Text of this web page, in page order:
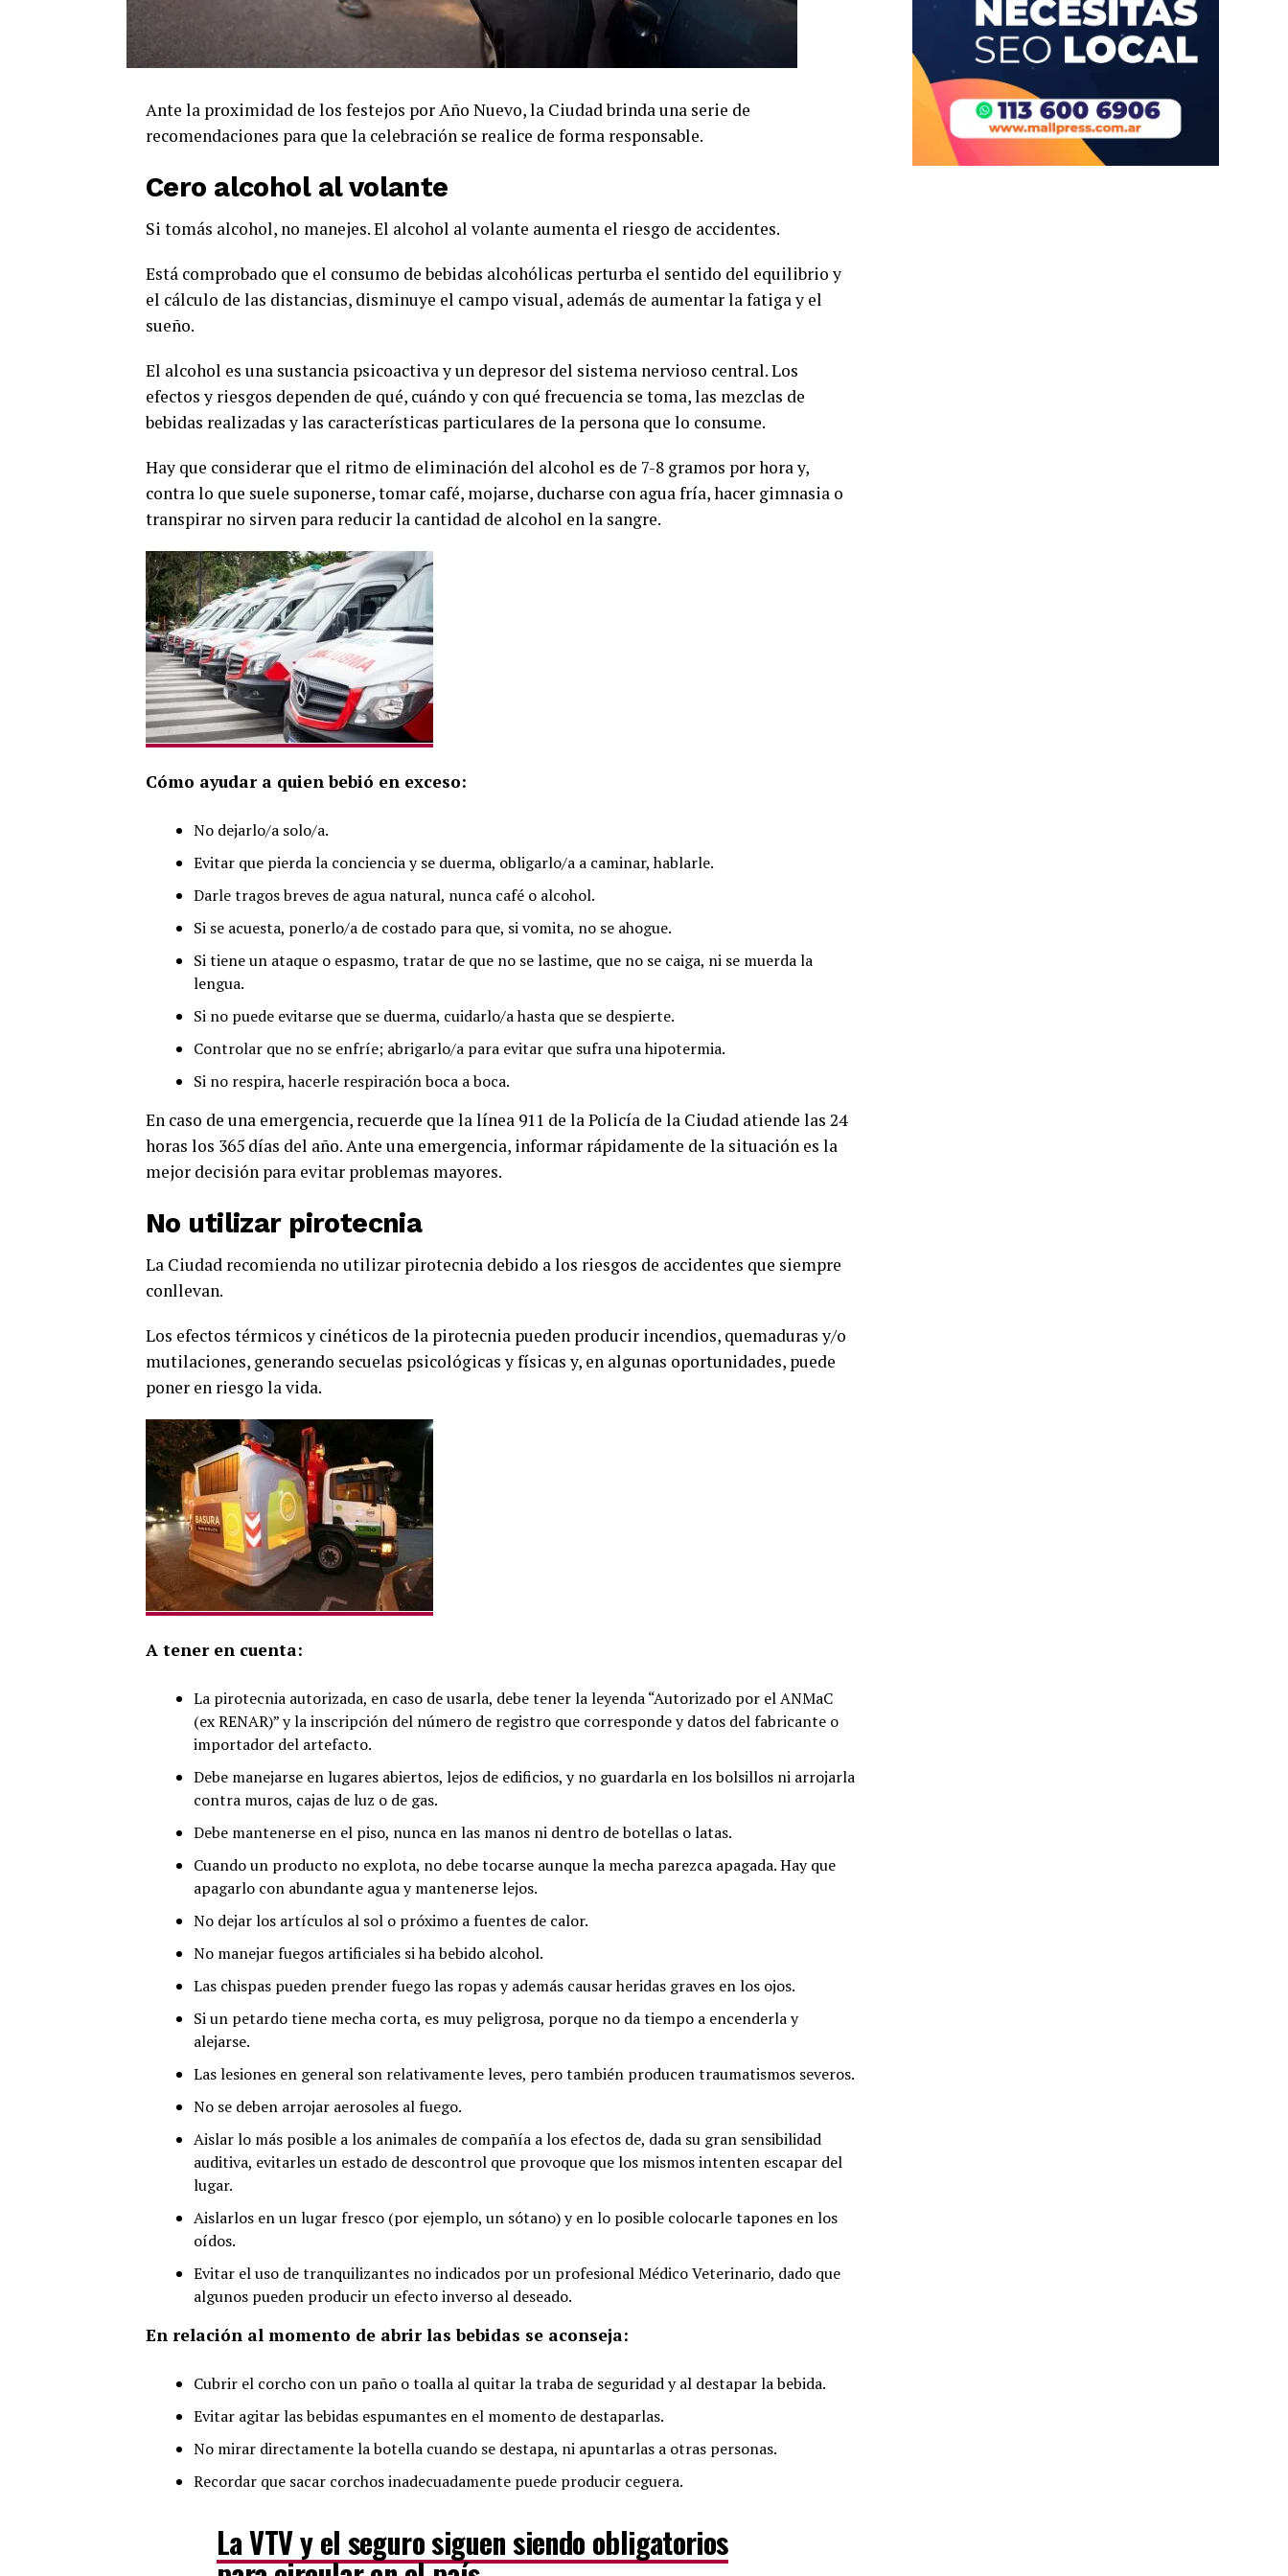
Ante la proximidad de los festejos por Año Nuevo, la Ciudad brinda una serie de
recomendaciones para que la celebración se realice de forma responsable.
Cero alcohol al volante
Si tomás alcohol, no manejes. El alcohol al volante aumenta el riesgo de accidentes.
Está comprobado que el consumo de bebidas alcohólicas perturba el sentido del equilibrio y
el cálculo de las distancias, disminuye el campo visual, además de aumentar la fatiga y el
sueño.
El alcohol es una sustancia psicoactiva y un depresor del sistema nervioso central. Los
efectos y riesgos dependen de qué, cuándo y con qué frecuencia se toma, las mezclas de
bebidas realizadas y las características particulares de la persona que lo consume.
Hay que considerar que el ritmo de eliminación del alcohol es de 7-8 gramos por hora y,
contra lo que suele suponerse, tomar café, mojarse, ducharse con agua fría, hacer gimnasia o
transpirar no sirven para reducir la cantidad de alcohol en la sangre.
Cómo ayudar a quien bebió en exceso:
No dejarlo/a solo/a.
Evitar que pierda la conciencia y se duerma, obligarlo/a a caminar, hablarle.
Darle tragos breves de agua natural, nunca café o alcohol.
Si se acuesta, ponerlo/a de costado para que, si vomita, no se ahogue.
Si tiene un ataque o espasmo, tratar de que no se lastime, que no se caiga, ni se muerda la
lengua.
Si no puede evitarse que se duerma, cuidarlo/a hasta que se despierte.
Controlar que no se enfríe; abrigarlo/a para evitar que sufra una hipotermia.
Si no respira, hacerle respiración boca a boca.
En caso de una emergencia, recuerde que la línea 911 de la Policía de la Ciudad atiende las 24
horas los 365 días del año. Ante una emergencia, informar rápidamente de la situación es la
mejor decisión para evitar problemas mayores.
No utilizar pirotecnia
La Ciudad recomienda no utilizar pirotecnia debido a los riesgos de accidentes que siempre
conllevan.
Los efectos térmicos y cinéticos de la pirotecnia pueden producir incendios, quemaduras y/o
mutilaciones, generando secuelas psicológicas y físicas y, en algunas oportunidades, puede
poner en riesgo la vida.
A tener en cuenta:
La pirotecnia autorizada, en caso de usarla, debe tener la leyenda “Autorizado por el ANMaC
(ex RENAR)” y la inscripción del número de registro que corresponde y datos del fabricante o
importador del artefacto.
Debe manejarse en lugares abiertos, lejos de edificios, y no guardarla en los bolsillos ni arrojarla
contra muros, cajas de luz o de gas.
Debe mantenerse en el piso, nunca en las manos ni dentro de botellas o latas.
Cuando un producto no explota, no debe tocarse aunque la mecha parezca apagada. Hay que
apagarlo con abundante agua y mantenerse lejos.
No dejar los artículos al sol o próximo a fuentes de calor.
No manejar fuegos artificiales si ha bebido alcohol.
Las chispas pueden prender fuego las ropas y además causar heridas graves en los ojos.
Si un petardo tiene mecha corta, es muy peligrosa, porque no da tiempo a encenderla y
alejarse.
Las lesiones en general son relativamente leves, pero también producen traumatismos severos.
No se deben arrojar aerosoles al fuego.
Aislar lo más posible a los animales de compañía a los efectos de, dada su gran sensibilidad
auditiva, evitarles un estado de descontrol que provoque que los mismos intenten escapar del
lugar.
Aislarlos en un lugar fresco (por ejemplo, un sótano) y en lo posible colocarle tapones en los
oídos.
Evitar el uso de tranquilizantes no indicados por un profesional Médico Veterinario, dado que
algunos pueden producir un efecto inverso al deseado.
En relación al momento de abrir las bebidas se aconseja:
Cubrir el corcho con un paño o toalla al quitar la traba de seguridad y al destapar la bebida.
Evitar agitar las bebidas espumantes en el momento de destaparlas.
No mirar directamente la botella cuando se destapa, ni apuntarlas a otras personas.
Recordar que sacar corchos inadecuadamente puede producir ceguera.
La VTV y el seguro siguen siendo obligatorios